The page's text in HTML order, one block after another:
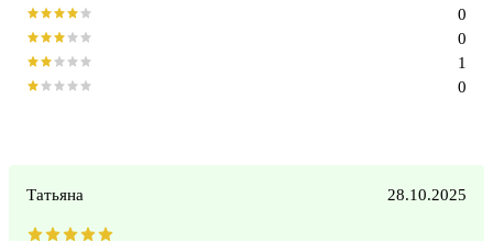
0
1
0
0
Татьяна 28.10.2025